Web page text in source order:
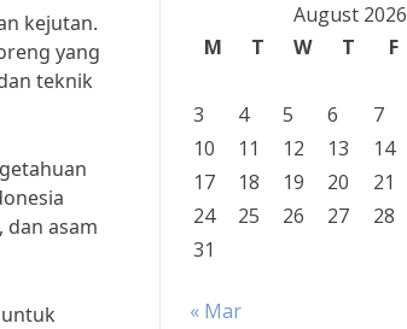
kejutan.
yang
teknik
dan asam
August 2026
M
T W T F
3
4 5 6 7
10
11 12 13 14
17
18 19 20 21
24
25 26 27 28
31
« Mar